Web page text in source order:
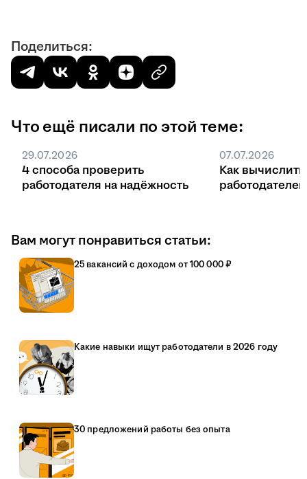
Поделиться:
Что ещё писали по этой теме:
29.07.2026
4 способа проверить
работодателя на надёжность
07.07.2026
Как вычислить
Вам могут понравиться статьи:
25 вакансий с доходом от 100 000 ₽
Какие навыки ищут работодатели в 2026 году
30 предложений работы без опыта